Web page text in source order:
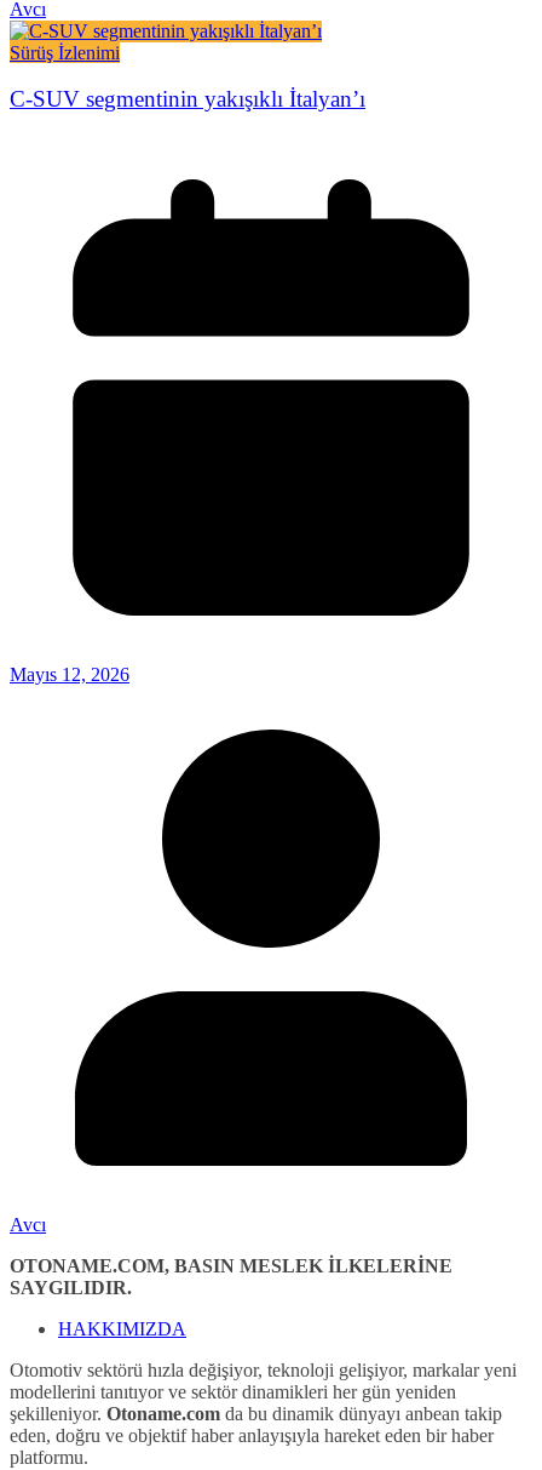
Avcı
Sürüş İzlenimi
C-SUV segmentinin yakışıklı İtalyan’ı
Mayıs 12, 2026
Avcı
OTONAME.COM, BASIN MESLEK İLKELERİNE
SAYGILIDIR.
HAKKIMIZDA
Otomotiv sektörü hızla değişiyor, teknoloji gelişiyor, markalar yeni
modellerini tanıtıyor ve sektör dinamikleri her gün yeniden
şekilleniyor. Otoname.com da bu dinamik dünyayı anbean takip
eden, doğru ve objektif haber anlayışıyla hareket eden bir haber
platformu.